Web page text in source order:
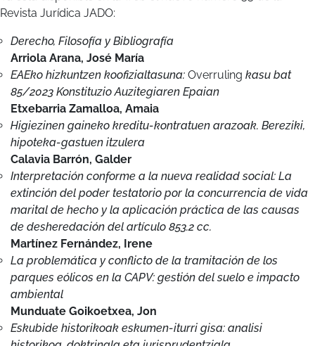
Arriola Arana, José María
85/2023 Konstituzio Auzitegiaren Epaian
Etxebarria Zamalloa, Amaia
Higiezinen gaineko kreditu-kontratuen arazoak. Bereziki,
hipoteka-gastuen itzulera
Calavia Barrón, Galder
Interpretación conforme a la nueva realidad social: La
extinción del poder testatorio por la concurrencia de vida
marital de hecho y la aplicación práctica de las causas
de desheredación del artículo 853.2 cc.
Martínez Fernández, Irene
La problemática y conflicto de la tramitación de los
parques eólicos en la CAPV: gestión del suelo e impacto
ambiental
Munduate Goikoetxea, Jon
Eskubide historikoak eskumen-iturri gisa: analisi
historikoa, doktrinala eta jurisprudentziala
Ruiz de Gordejuela Agirre, Iñaki
Análisis de algunas estrategias y políticas públicas para